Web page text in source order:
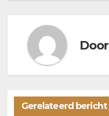
Door
Gerelateerd bericht